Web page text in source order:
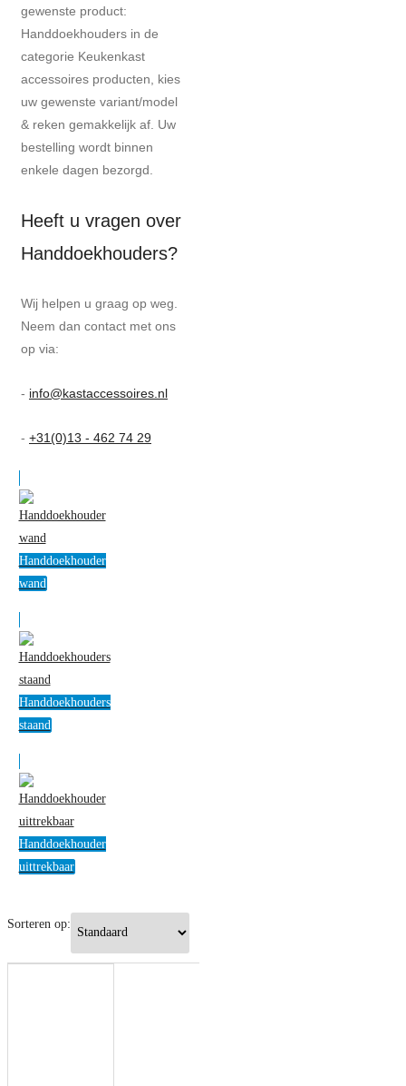
gewenste product:
Handdoekhouders in de
categorie Keukenkast
accessoires producten, kies
uw gewenste variant/model
& reken gemakkelijk af. Uw
bestelling wordt binnen
enkele dagen bezorgd.
Heeft u vragen over
Handdoekhouders?
Wij helpen u graag op weg.
Neem dan contact met ons
op via:
- info@kastaccessoires.nl
- +31(0)13 - 462 74 29
Handdoekhouder
wand
Handdoekhouders
staand
Handdoekhouder
uittrekbaar
Sorteren op: